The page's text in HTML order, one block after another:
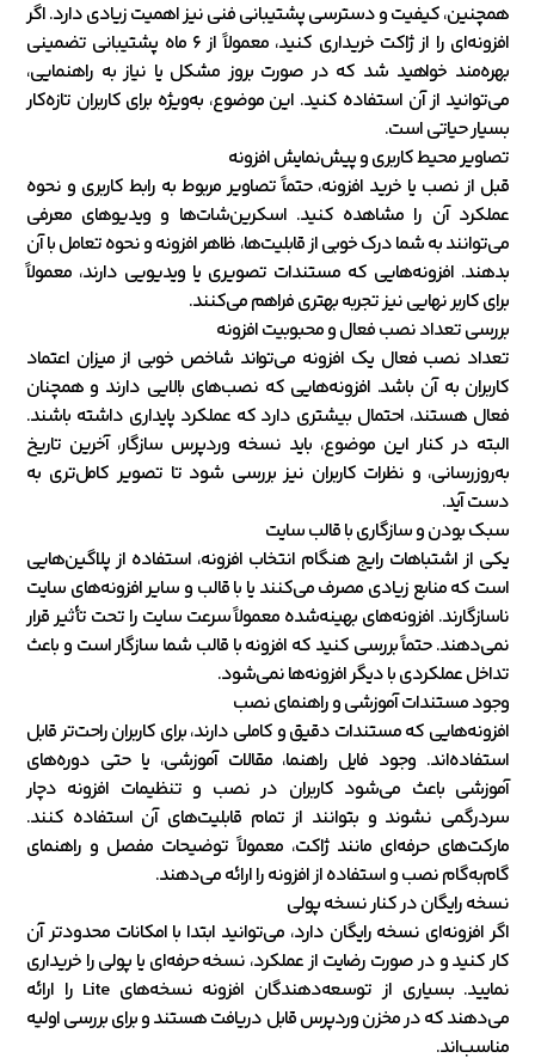
همچنین، کیفیت و دسترسی پشتیبانی فنی نیز اهمیت زیادی دارد. اگر
افزونه‌ای را از ژاکت خریداری کنید، معمولاً از ۶ ماه پشتیبانی تضمینی
بهره‌مند خواهید شد که در صورت بروز مشکل یا نیاز به راهنمایی،
می‌توانید از آن استفاده کنید. این موضوع، به‌ویژه برای کاربران تازه‌کار
بسیار حیاتی است.
تصاویر محیط کاربری و پیش‌نمایش افزونه
قبل از نصب یا خرید افزونه، حتماً تصاویر مربوط به رابط کاربری و نحوه
عملکرد آن را مشاهده کنید. اسکرین‌شات‌ها و ویدیوهای معرفی
می‌توانند به شما درک خوبی از قابلیت‌ها، ظاهر افزونه و نحوه تعامل با آن
بدهند. افزونه‌هایی که مستندات تصویری یا ویدیویی دارند، معمولاً
برای کاربر نهایی نیز تجربه بهتری فراهم می‌کنند.
بررسی تعداد نصب فعال و محبوبیت افزونه
تعداد نصب فعال یک افزونه می‌تواند شاخص خوبی از میزان اعتماد
کاربران به آن باشد. افزونه‌هایی که نصب‌های بالایی دارند و همچنان
فعال هستند، احتمال بیشتری دارد که عملکرد پایداری داشته باشند.
البته در کنار این موضوع، باید نسخه وردپرس سازگار، آخرین تاریخ
به‌روزرسانی، و نظرات کاربران نیز بررسی شود تا تصویر کامل‌تری به
دست آید.
سبک بودن و سازگاری با قالب سایت
یکی از اشتباهات رایج هنگام انتخاب افزونه، استفاده از پلاگین‌هایی
است که منابع زیادی مصرف می‌کنند یا با قالب و سایر افزونه‌های سایت
ناسازگارند. افزونه‌های بهینه‌شده معمولاً سرعت سایت را تحت تأثیر قرار
نمی‌دهند. حتماً بررسی کنید که افزونه با قالب شما سازگار است و باعث
تداخل عملکردی با دیگر افزونه‌ها نمی‌شود.
وجود مستندات آموزشی و راهنمای نصب
افزونه‌هایی که مستندات دقیق و کاملی دارند، برای کاربران راحت‌تر قابل
استفاده‌اند. وجود فایل راهنما، مقالات آموزشی، یا حتی دوره‌های
آموزشی باعث می‌شود کاربران در نصب و تنظیمات افزونه دچار
سردرگمی نشوند و بتوانند از تمام قابلیت‌های آن استفاده کنند.
مارکت‌های حرفه‌ای مانند ژاکت، معمولاً توضیحات مفصل و راهنمای
گام‌به‌گام نصب و استفاده از افزونه را ارائه می‌دهند.
نسخه رایگان در کنار نسخه پولی
اگر افزونه‌ای نسخه رایگان دارد، می‌توانید ابتدا با امکانات محدودتر آن
کار کنید و در صورت رضایت از عملکرد، نسخه حرفه‌ای یا پولی را خریداری
نمایید. بسیاری از توسعه‌دهندگان افزونه نسخه‌های Lite را ارائه
می‌دهند که در مخزن وردپرس قابل دریافت هستند و برای بررسی اولیه
مناسب‌اند.